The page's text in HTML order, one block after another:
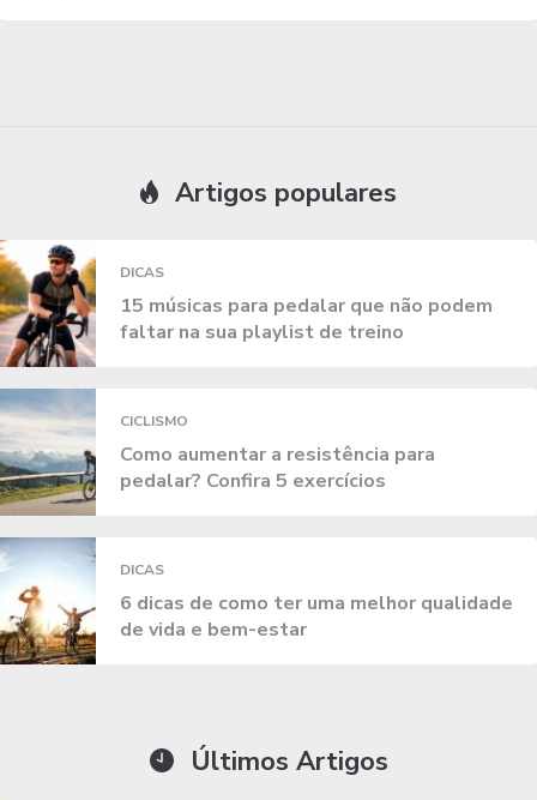
Artigos populares
DICAS
15 músicas para pedalar que não podem
faltar na sua playlist de treino
CICLISMO
Como aumentar a resistência para
pedalar? Confira 5 exercícios
DICAS
6 dicas de como ter uma melhor qualidade
de vida e bem-estar
Últimos Artigos